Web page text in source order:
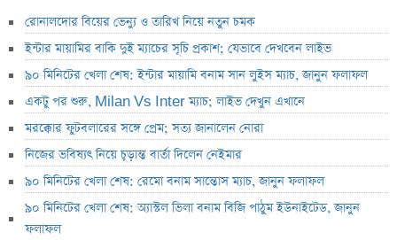
রোনালদোর বিয়ের ভেন্যু ও তারিখ নিয়ে নতুন চমক
ইন্টার মায়ামির বাকি দুই ম্যাচের সূচি প্রকাশ; যেভাবে দেখবেন লাইভ
৯০ মিনিটের খেলা শেষ: ইন্টার মায়ামি বনাম সান লুইস ম্যাচ, জানুন ফলাফল
একটু পর শুরু, Milan Vs Inter ম্যাচ; লাইভ দেখুন এখানে
মরক্কোর ফুটবলারের সঙ্গে প্রেম; সত্য জানালেন নোরা
নিজের ভবিষ্যৎ নিয়ে চূড়ান্ত বার্তা দিলেন নেইমার
৯০ মিনিটের খেলা শেষ: রেমো বনাম সান্তোস ম্যাচ, জানুন ফলাফল
৯০ মিনিটের খেলা শেষ: অ্যাস্টল ভিলা বনাম বিজি পাঠুম ইউনাইটেড, জানুন
ফলাফল